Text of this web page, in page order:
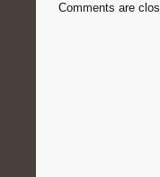
Comments are